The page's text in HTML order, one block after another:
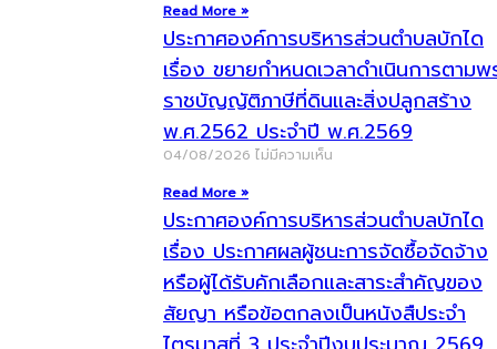
Read More »
ประกาศองค์การบริหารส่วนตำบลบักได
เรื่อง ขยายกำหนดเวลาดำเนินการตามพ
ราชบัญญัติภาษีที่ดินและสิ่งปลูกสร้าง
พ.ศ.2562 ประจำปี พ.ศ.2569
04/08/2026 ไม่มีความเห็น
Read More »
ประกาศองค์การบริหารส่วนตำบลบักได
เรื่อง ประกาศผลผู้ชนะการจัดซื้อจัดจ้าง
หรือผู้ได้รับคักเลือกและสาระสำคัญของ
สัยญา หรือข้อตกลงเป็นหนังสืประจำ